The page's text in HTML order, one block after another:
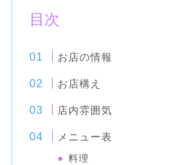
目次
お店の情報
お店構え
店内雰囲気
メニュー表
料理